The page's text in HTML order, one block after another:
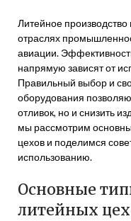
Литейное
отраслях
авиации.
напрямую зависят от
Правильный выбор и
оборудования
отливок, но и снизить
мы рассмотрим
цехов и поделимся
использованию.
Основные
литейных